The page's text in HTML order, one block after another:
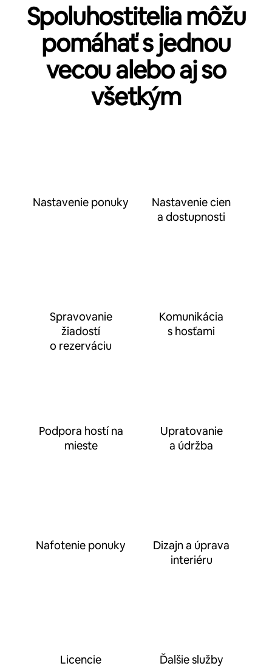
Spoluhostitelia môžu
pomáhať s jednou
vecou alebo aj so
všetkým
Nastavenie ponuky
Nastavenie cien
a dostupnosti
Spravovanie
žiadostí
o rezerváciu
Komunikácia
s hosťami
Podpora hostí na
mieste
Upratovanie
a údržba
Nafotenie ponuky
Dizajn a úprava
interiéru
Licencie Ďalšie služby